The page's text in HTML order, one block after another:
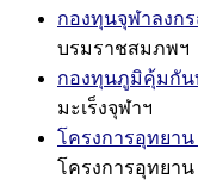
กองทุนจุฬาลงก
บรมราชสมภพฯ
กองทุนภูมิคุ้มกัน
มะเร็งจุฬาฯ
โครงการอุทยา
โครงการอุทยา